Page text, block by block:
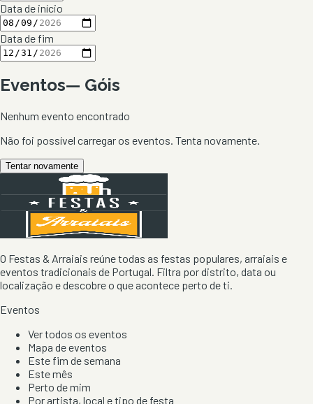
Data de início
Data de fim
Eventos— Góis
Nenhum evento encontrado
Não foi possível carregar os eventos. Tenta novamente.
Tentar novamente
O Festas & Arraiais reúne todas as festas populares, arraiais e
eventos tradicionais de Portugal. Filtra por distrito, data ou
localização e descobre o que acontece perto de ti.
Eventos
Ver todos os eventos
Mapa de eventos
Este fim de semana
Este mês
Perto de mim
Por artista, local e tipo de festa